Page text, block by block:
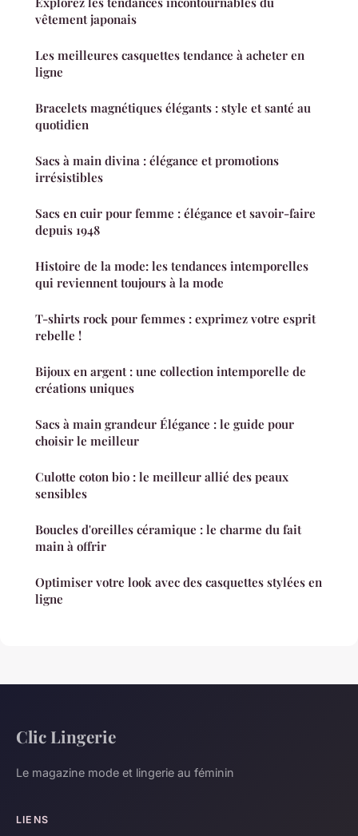
vêtement japonais
Les meilleures casquettes tendance à acheter en
ligne
Bracelets magnétiques élégants : style et santé au
quotidien
Sacs à main divina : élégance et promotions
irrésistibles
Sacs en cuir pour femme : élégance et savoir-faire
depuis 1948
Histoire de la mode: les tendances intemporelles
qui reviennent toujours à la mode
T-shirts rock pour femmes : exprimez votre esprit
rebelle !
Bijoux en argent : une collection intemporelle de
créations uniques
Sacs à main grandeur Élégance : le guide pour
choisir le meilleur
Culotte coton bio : le meilleur allié des peaux
sensibles
Boucles d'oreilles céramique : le charme du fait
main à offrir
Optimiser votre look avec des casquettes stylées en
ligne
Clic Lingerie
Le magazine mode et lingerie au féminin
LIENS